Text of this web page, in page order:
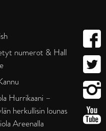
numerot & Hall
Hurrikaani –
herkullisin lounas
Areenalla